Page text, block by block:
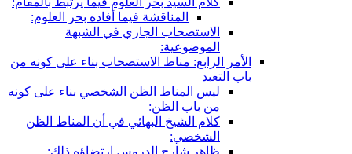
المناقشة فيما أفاده بحر العلوم:
الاستصحاب الجاري في الشبهة
الموضوعية:
الأمر الرابع: مناط الاستصحاب بناء على كونه من
باب التعبد
ليس المناط الظن الشخصي بناء على كونه
من باب الظن:
كلام الشيخ البهائي في أن المناط الظن
الشخصي: